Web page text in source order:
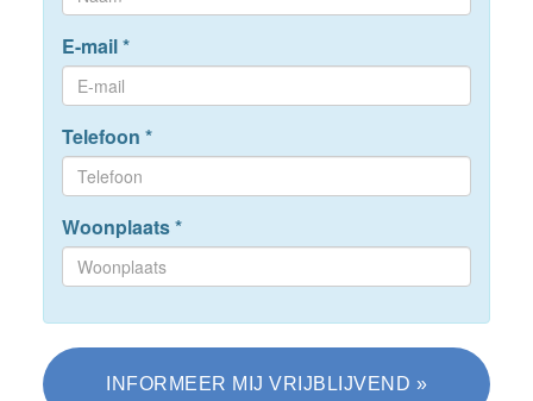
E-mail*
Telefoon *
Woonplaats*